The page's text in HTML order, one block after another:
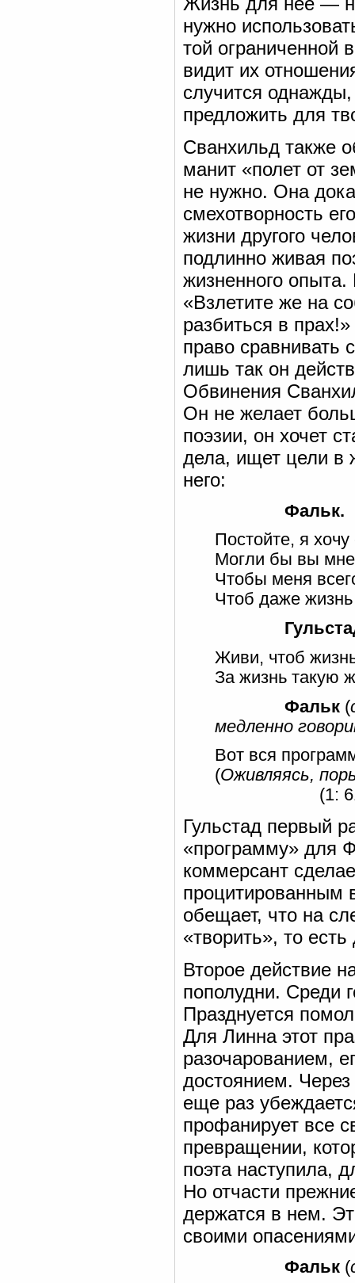
нужно
той ограниченной
видит их
случится
предложить для
Сванхильд также
манит «полет от
не нужно. Она
смехотворность
жизни другого
подлинно живая
жизненного
«Взлетите же на
разбиться в
право сравнивать
лишь так он
Обвинения
Он не желает
поэзии, он хочет
дела, ищет цели в
него:
Фальк.
Постойте, я
Могли бы вы мне
Чтобы меня
Чтоб даже
Живи, чтоб
За жизнь такую
Фальк (
медленно
Вот вся
(Оживляясь,
(1:
Гульстад первый
«программу» для
коммерсант
процитированным
обещает, что на
«творить», то
Второе действие
пополудни. Среди
Празднуется
Для Линна этот
разочарованием,
достоянием. Через
еще раз
профанирует все
превращении,
поэта наступила,
Но отчасти
держатся в нем.
своими
Фальк (